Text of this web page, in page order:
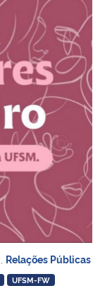
Relações Públicas
UFSM-FW